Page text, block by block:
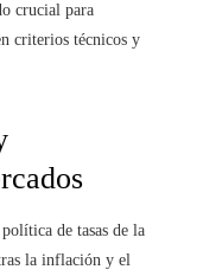
crucial para
criterios técnicos y
de tasas de la
la inflación y el